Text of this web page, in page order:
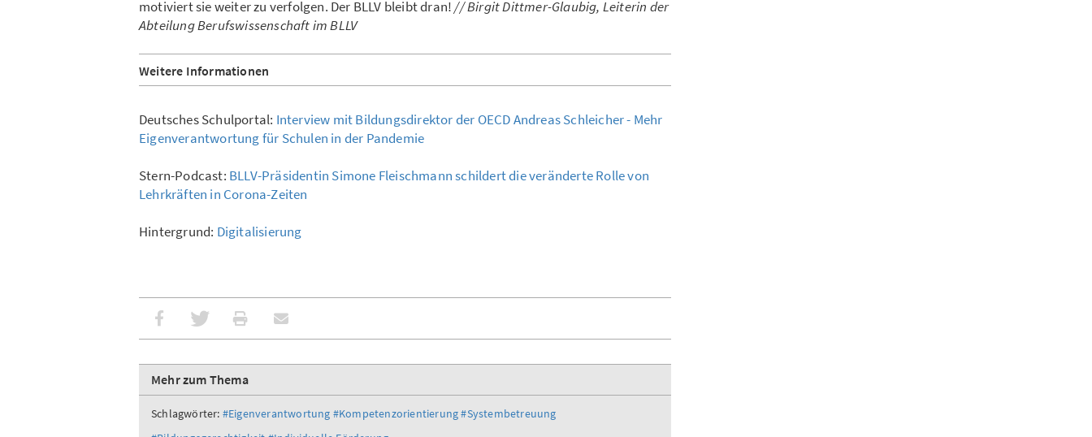
motiviert sie weiter zu verfolgen. Der BLLV bleibt dran!// Birgit Dittmer-Glaubig, Leiterin der
Abteilung Berufswissenschaft im BLLV
Weitere Informationen
Deutsches Schulportal: Interview mit Bildungsdirektor der OECD Andreas Schleicher - Mehr
Eigenverantwortung für Schulen in der Pandemie
Stern-Podcast: BLLV-Präsidentin Simone Fleischmann schildert die veränderte Rolle von
Lehrkräften in Corona-Zeiten
Hintergrund: Digitalisierung
Mehr zum Thema
Schlagwörter: #Eigenverantwortung #Kompetenzorientierung#Systembetreuung